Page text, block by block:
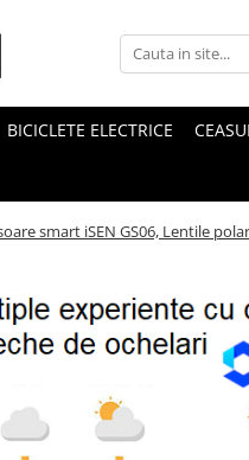
BICICLETE ELECTRICE
smart iSEN GS06, Lentile